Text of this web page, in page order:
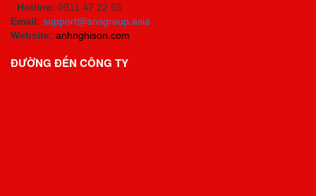
- Hotline: 0911 47 22 55
Email: support@ansgroup.asia;
Website: anhnghison.com
ĐƯỜNG ĐẾN CÔNG TY